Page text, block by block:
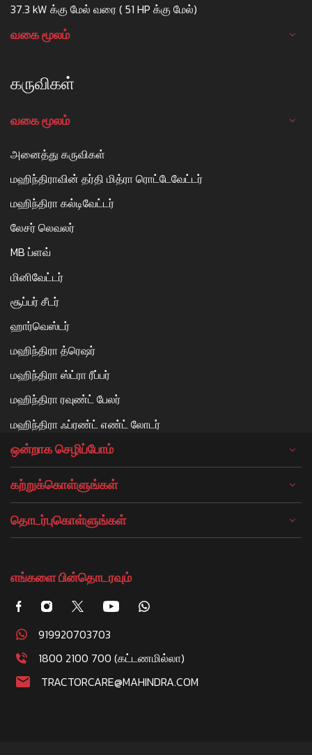
37.3 kW க்கு மேல் வரை ( 51 HP க்கு மேல்)
வகை மூலம்
கருவிகள்
வகை மூலம்
அனைத்து கருவிகள்
மஹிந்திராவின் தர்தி மித்ரா ரொட்டேவேட்டர்
மஹிந்திரா கல்டிவேட்டர்
லேசர் லெவலர்
MB ப்ளவ்
மினிவேட்டர்
சூப்பர் சீடர்
ஹார்வெஸ்டர்
மஹிந்திரா த்ரெஷர்
மஹிந்திரா ஸ்ட்ரா ரீப்பர்
மஹிந்திரா ரவுண்ட் பேலர்
மஹிந்திரா ஃப்ரண்ட் எண்ட் லோடர்
ஒன்றாக செழிப்போம்
கற்றுக்கொள்ளுங்கள்
தொடர்புகொள்ளுங்கள்
எங்களை பின்தொடரவும்
919920703703
1800 2100 700 (கட்டணமில்லா)
TRACTORCARE@MAHINDRA.COM